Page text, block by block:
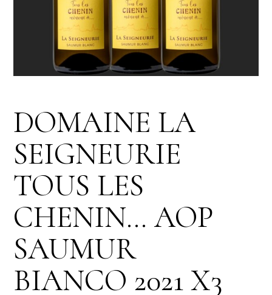
DOMAINE LA
SEIGNEURIE
TOUS LES
CHENIN… AOP
SAUMUR
BIANCO 2021 X3